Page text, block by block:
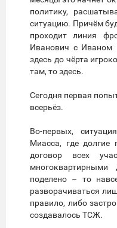
политику,
ситуацию. Причём
проходит линия
Иванович с Иваном
здесь до чёрта
там, то здесь.
Сегодня первая
всерьёз.
Во-первых,
Миасса, где долгие
договор всех
поделено – то
разворачиваться
правило, либо
создавалось ТСЖ.